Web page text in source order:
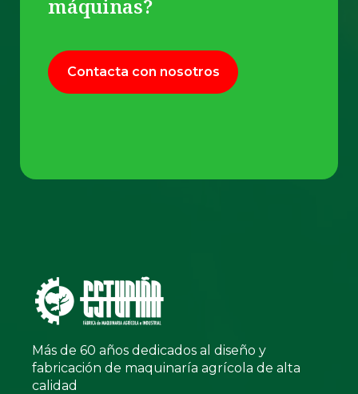
máquinas?
Contacta con nosotros
Más de 60 años dedicados al diseño y
fabricación de maquinaría agrícola de alta
calidad